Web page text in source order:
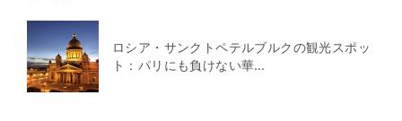
ロシア・サンクトペテルブルクの観光スポッ
ト：パリにも負けない華…